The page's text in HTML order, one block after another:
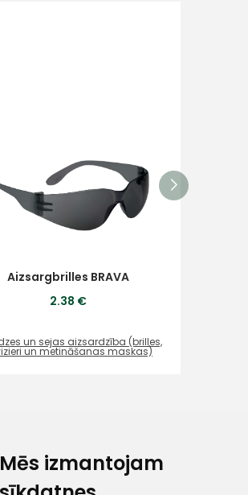
Mēs izmantojam
Aizsargbrilles BRAVA
2.38 €
un sejas aizsardzība (brilles,
un metināšanas maskas)
Saldus, Saldus nov., LV - 3801
Piekrītu SIA Hards
lietošanas noteikumiem
Klientu
Darbdienās:
8:00 – 17:00